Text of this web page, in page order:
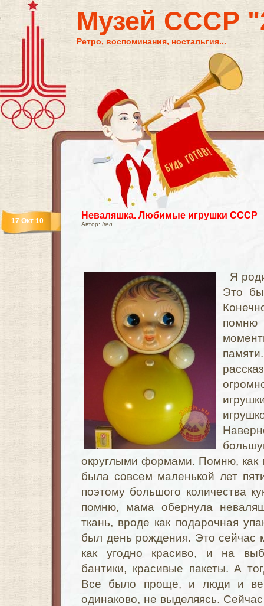
Музей СССР
Ретро, воспоминания, ностальгия...
Неваляшка. Любимые игрушки СССР
Автор: Iren
17 Окт 10
Я
Это
округлыми формами. Помню, как
была совсем маленькой лет
поэтому большого количества
помню, мама обернула
ткань, вроде как подарочная
был день рождения. Это сейчас
как угодно красиво, и на
бантики, красивые пакеты. А
Все было проще, и люди и
одинаково, не выделяясь.